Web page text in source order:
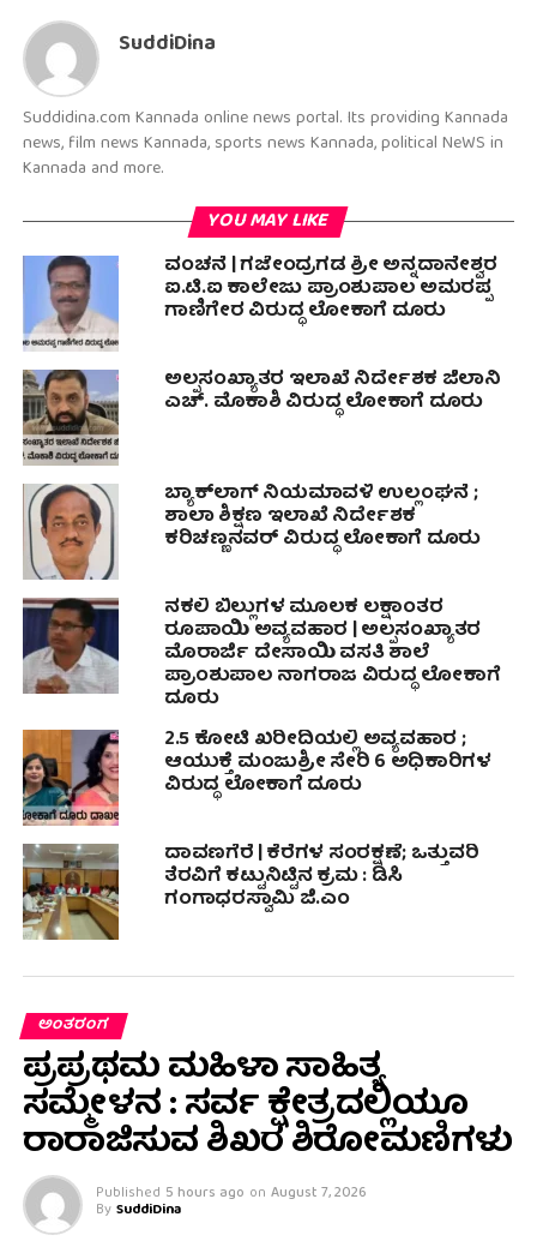
SuddiDina
Suddidina.com Kannada online news portal. Its providing Kannada
news, film news Kannada, sports news Kannada, political NeWS in
Kannada and more.
YOU MAY LIKE
ವಂಚನೆ | ಗಜೇಂದ್ರಗಡ ಶ್ರೀ ಅನ್ನದಾನೇಶ್ವರ
ಐ.ಟಿ.ಐ ಕಾಲೇಜು ಪ್ರಾಂಶುಪಾಲ ಅಮರಪ್ಪ
ಗಾಣಿಗೇರ ವಿರುದ್ಧ ಲೋಕಾಗೆ ದೂರು
ಅಲ್ಪಸಂಖ್ಯಾತರ ಇಲಾಖೆ ನಿರ್ದೇಶಕ ಜಿಲಾನಿ
ಎಚ್. ಮೊಕಾಶಿ ವಿರುದ್ಧ ಲೋಕಾಗೆ ದೂರು
ಬ್ಯಾಕ್‌ಲಾಗ್ ನಿಯಮಾವಳಿ ಉಲ್ಲಂಘನೆ ;
ಶಾಲಾ ಶಿಕ್ಷಣ ಇಲಾಖೆ ನಿರ್ದೇಶಕ
ಕರಿಚಣ್ಣನವರ್ ವಿರುದ್ಧ ಲೋಕಾಗೆ ದೂರು
ನಕಲಿ ಬಿಲ್ಲುಗಳ ಮೂಲಕ ಲಕ್ಷಾಂತರ
ರೂಪಾಯಿ ಅವ್ಯವಹಾರ | ಅಲ್ಪಸಂಖ್ಯಾತರ
ಮೊರಾರ್ಜಿ ದೇಸಾಯಿ ವಸತಿ ಶಾಲೆ
ಪ್ರಾಂಶುಪಾಲ ನಾಗರಾಜ ವಿರುದ್ಧ ಲೋಕಾಗೆ
ದೂರು
2.5 ಕೋಟಿ ಖರೀದಿಯಲ್ಲಿ ಅವ್ಯವಹಾರ ;
ಆಯುಕ್ತೆ ಮಂಜುಶ್ರೀ ಸೇರಿ 6 ಅಧಿಕಾರಿಗಳ
ವಿರುದ್ಧ ಲೋಕಾಗೆ ದೂರು
ದಾವಣಗೆರೆ | ಕೆರೆಗಳ ಸಂರಕ್ಷಣೆ; ಒತ್ತುವರಿ
ತೆರವಿಗೆ ಕಟ್ಟುನಿಟ್ಟಿನ ಕ್ರಮ : ಡಿಸಿ
ಗಂಗಾಧರಸ್ವಾಮಿ ಜಿ.ಎಂ
ಅಂತರಂಗ
ಪ್ರಪ್ರಥಮ ಮಹಿಳಾ ಸಾಹಿತ್ಯ
ಸಮ್ಮೇಳನ : ಸರ್ವ ಕ್ಷೇತ್ರದಲ್ಲಿಯೂ
ರಾರಾಜಿಸುವ ಶಿಖರ ಶಿರೋಮಣಿಗಳು
Published 5 hours ago on August 7, 2026
By SuddiDina